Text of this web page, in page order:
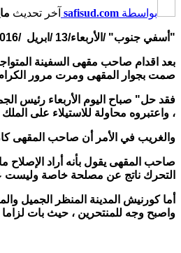
بواسطة safisud.com آخر تحديث مايو
"أسفي جنوب" /الأربعاء/13 /ابريل /2016
بعد اقدام صاحب مقهى السفينة
صمت بجوار المقهى ومرت مرور
فقد حل" صباح اليوم الأربعاء رئيس
، واعتبروه محاولة للاستيلاء على
والغريب في الأمر أن صاحب المقهى
صاحب المقهى يقول بأنه أراد الإصلاح
التحرك ناتج عن مصلحة خاصة وليست
أما كورنيش المدينة المنظر الجميل
واصبح وجه للمنتحرين ، حيث بات لزاما